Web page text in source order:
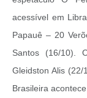
acessível em
Papauê – 20
Santos (16/10).
Gleidston Alis
Brasileira